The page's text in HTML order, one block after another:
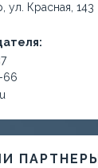
ул. Красная, 143
66
ПАРТНЕРЫ